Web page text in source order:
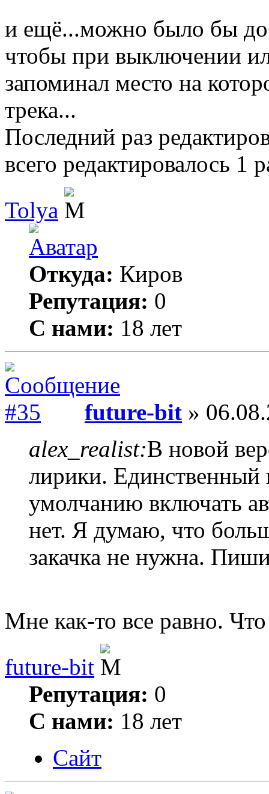
и ещё...можно было бы
чтобы при выключении
запоминал место на
трека...
Последний раз
всего редактировалось 1
Tolya
Откуда: Киров
Репутация: 0
С нами: 18 лет
future-bit »
alex_realist:В новой
лирики. Единственный
умолчанию включать
нет. Я думаю, что
закачка не нужна.
Мне как-то все равно. Что
future-bit
Репутация: 0
С нами: 18 лет
Сайт